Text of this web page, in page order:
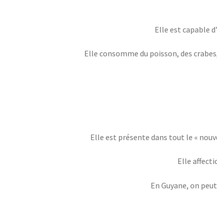
Elle est capable
Elle consomme du poisson, des
Elle est présente dans tout le «
Elle
En Guyane, on